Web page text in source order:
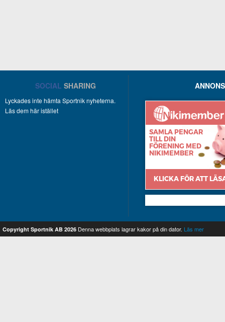
SOCIAL SHARING
Lyckades inte hämta Sportnik nyheterna.
Läs dem här istället
Copyright Sportnik AB 2026 Denna webbplats lagrar kakor på din dator. Läs mer